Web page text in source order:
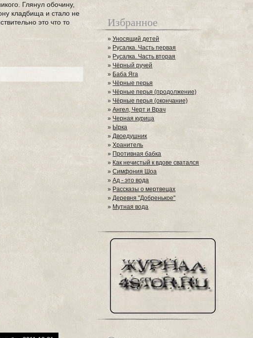
Глянул обочину,
кладбища и стало не
это что то
Избранное
»Уносящий детей
» Русалка. Часть первая
» Русалка. Часть вторая
» Чёрный ручей
» Баба Яга
»Чёрные перья
» Чёрные перья (продолжение)
» Чёрные перья (окончание)
»Ангел, Черт и Врач
» Черная курица
» Ырка
»Двоедушник
»Хранитель
» Противная бабка
» Как нечистый к вдове сватался
»Симфония Шоа
»Ад - это вода
» Рассказы о мертвецах
»Деревня "Добренькое"
» Мутная вода